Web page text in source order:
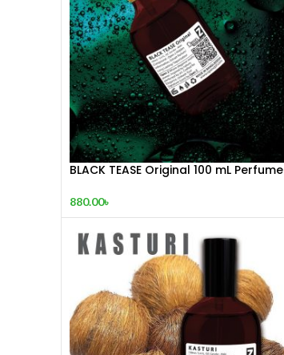
BLACK TEASE Original 100 mL Perfume
880.00৳